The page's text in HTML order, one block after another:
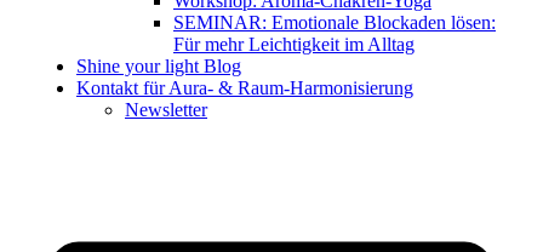
SEMINAR: Emotionale Blockaden lösen:
Für mehr Leichtigkeit im Alltag
Shine your light Blog
Kontakt für Aura- & Raum-Harmonisierung
Newsletter